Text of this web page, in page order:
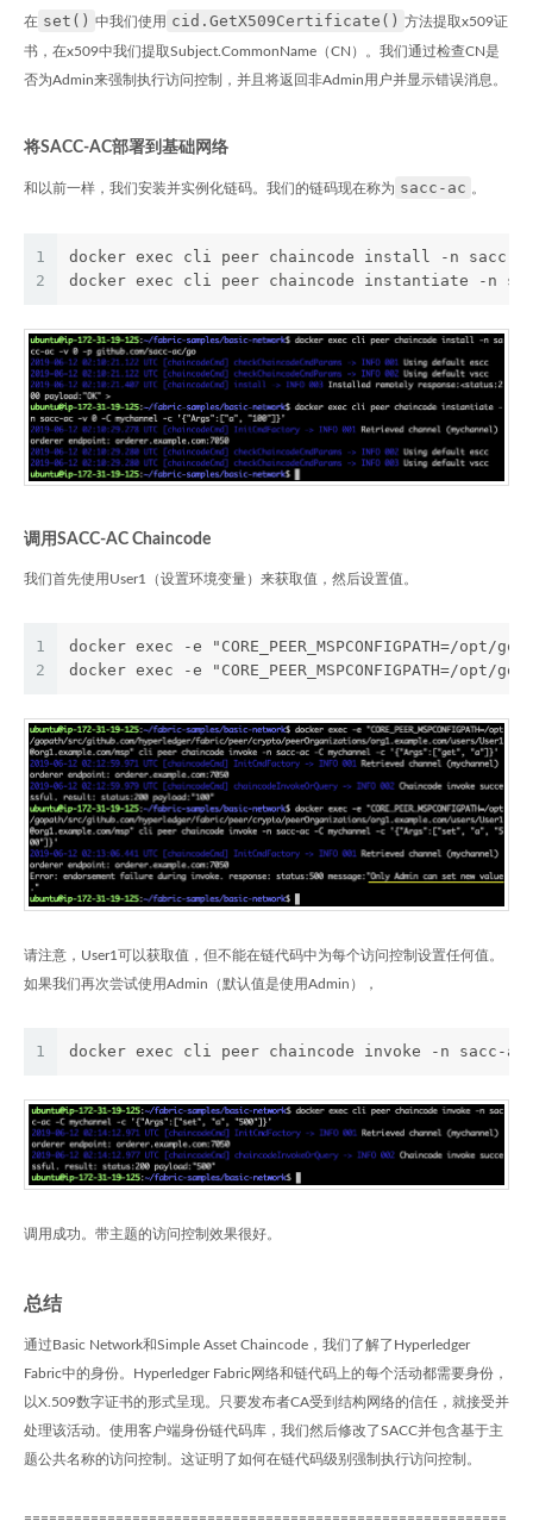
在 set() 中我们使用 cid.GetX509Certificate() 方法提取x509证
书，在x509中我们提取Subject.CommonName（CN）。我们通过检查CN是
否为Admin来强制执行访问控制，并且将返回非Admin用户并显示错误消息。
将SACC-AC部署到基础网络
和以前一样，我们安装并实例化链码。我们的链码现在称为 sacc-ac 。
1
2
docker exec cli peer chaincode install -n sacc-
docker exec cli peer chaincode instantiate -n
调用SACC-AC Chaincode
我们首先使用User1（设置环境变量）来获取值，然后设置值。
1
2
docker exec -e
docker exec -e
请注意，User1可以获取值，但不能在链代码中为每个访问控制设置任何值。
如果我们再次尝试使用Admin（默认值是使用Admin），
1 docker exec cli peer chaincode invoke -n
调用成功。带主题的访问控制效果很好。
总结
通过Basic Network和Simple Asset Chaincode，我们了解了Hyperledger
Fabric中的身份。Hyperledger Fabric网络和链代码上的每个活动都需要身份，
以X.509数字证书的形式呈现。只要发布者CA受到结构网络的信任，就接受并
处理该活动。使用客户端身份链代码库，我们然后修改了SACC并包含基于主
题公共名称的访问控制。这证明了如何在链代码级别强制执行访问控制。
==========================================================